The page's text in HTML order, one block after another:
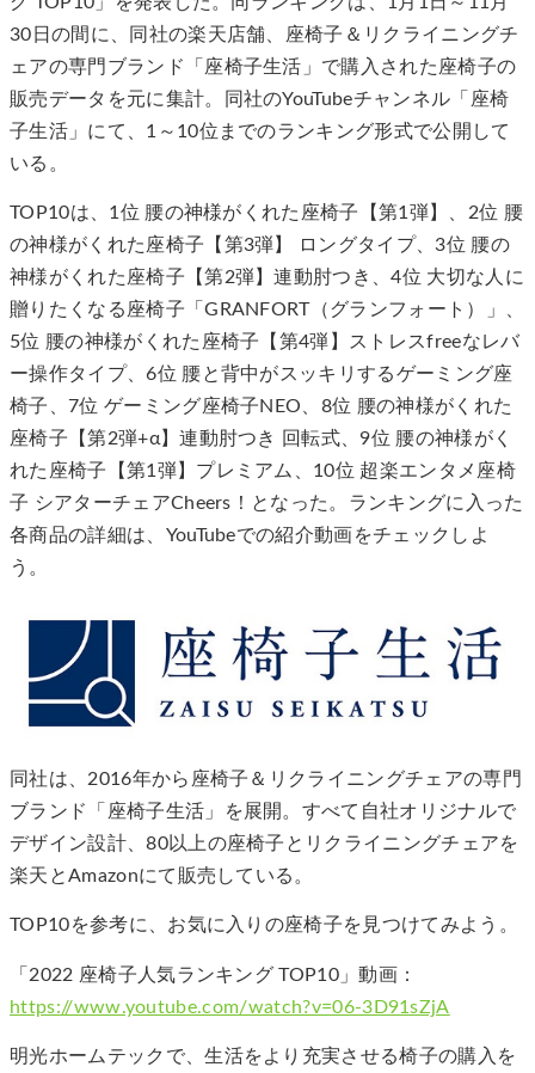
30日の間に、同社の楽天店舗、座椅子＆リクライニングチ
ェアの専門ブランド「座椅子生活」で購入された座椅子の
販売データを元に集計。同社のYouTubeチャンネル「座椅
子生活」にて、1～10位までのランキング形式で公開して
いる。
TOP10は、1位 腰の神様がくれた座椅子【第1弾】、2位 腰
の神様がくれた座椅子【第3弾】 ロングタイプ、3位 腰の
神様がくれた座椅子【第2弾】連動肘つき、4位 大切な人に
贈りたくなる座椅子「GRANFORT（グランフォート）」、
5位 腰の神様がくれた座椅子【第4弾】ストレスfreeなレバ
ー操作タイプ、6位 腰と背中がスッキリするゲーミング座
椅子、7位 ゲーミング座椅子NEO、8位 腰の神様がくれた
座椅子【第2弾+α】連動肘つき 回転式、9位 腰の神様がく
れた座椅子【第1弾】プレミアム、10位 超楽エンタメ座椅
子 シアターチェアCheers！となった。ランキングに入った
各商品の詳細は、YouTubeでの紹介動画をチェックしよ
う。
同社は、2016年から座椅子＆リクライニングチェアの専門
ブランド「座椅子生活」を展開。すべて自社オリジナルで
デザイン設計、80以上の座椅子とリクライニングチェアを
楽天とAmazonにて販売している。
TOP10を参考に、お気に入りの座椅子を見つけてみよう。
「2022 座椅子人気ランキング TOP10」動画：
https://www.youtube.com/watch?v=06-3D91sZjA
明光ホームテックで、生活をより充実させる椅子の購入を